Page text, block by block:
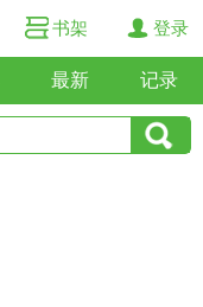
书架 登录
最新 记录